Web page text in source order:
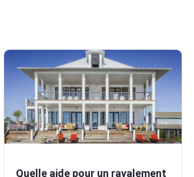
Quelle aide pour un ravalement